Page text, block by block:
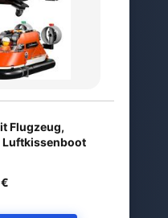
Flugzeug,